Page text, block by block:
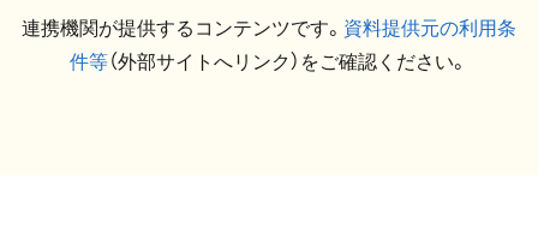
連携機関が提供するコンテンツです。 資料提供元の利用条
件等（外部サイトへリンク）をご確認ください。